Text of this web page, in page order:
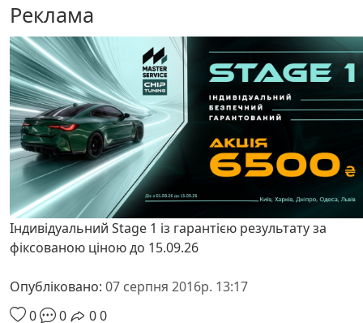
Реклама
Індивідуальний Stage 1 із гарантією результату за
фіксованою ціною до 15.09.26
Опубліковано: 07 серпня 2016р. 13:17
0
0 00